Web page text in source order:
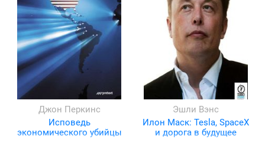
Джон Перкинс
Исповедь
экономического убийцы
Эшли Вэнс
Илон Маск: Tesla, SpaceX
и дорога в будущее